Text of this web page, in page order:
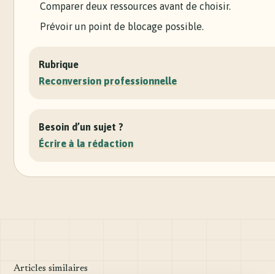
Comparer deux ressources avant de choisir.
Prévoir un point de blocage possible.
Rubrique
Reconversion professionnelle
Besoin d’un sujet ?
Écrire à la rédaction
Articles similaires